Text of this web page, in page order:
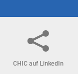
CHIC auf LinkedIn